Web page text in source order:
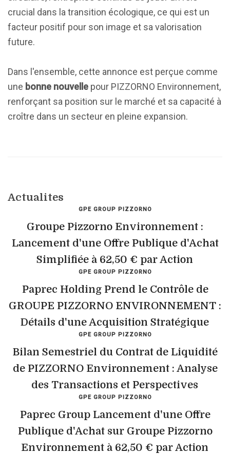
crucial dans la transition écologique, ce qui est un
facteur positif pour son image et sa valorisation
future.
Dans l'ensemble, cette annonce est perçue comme
une bonne nouvelle pour PIZZORNO Environnement,
renforçant sa position sur le marché et sa capacité à
croître dans un secteur en pleine expansion.
Actualites
GPE GROUP PIZZORNO
Groupe Pizzorno Environnement :
Lancement d'une Offre Publique d'Achat
Simplifiée à 62,50 € par Action
GPE GROUP PIZZORNO
Paprec Holding Prend le Contrôle de
GROUPE PIZZORNO ENVIRONNEMENT :
Détails d'une Acquisition Stratégique
GPE GROUP PIZZORNO
Bilan Semestriel du Contrat de Liquidité
de PIZZORNO Environnement : Analyse
des Transactions et Perspectives
GPE GROUP PIZZORNO
Paprec Group Lancement d'une Offre
Publique d'Achat sur Groupe Pizzorno
Environnement à 62,50 € par Action